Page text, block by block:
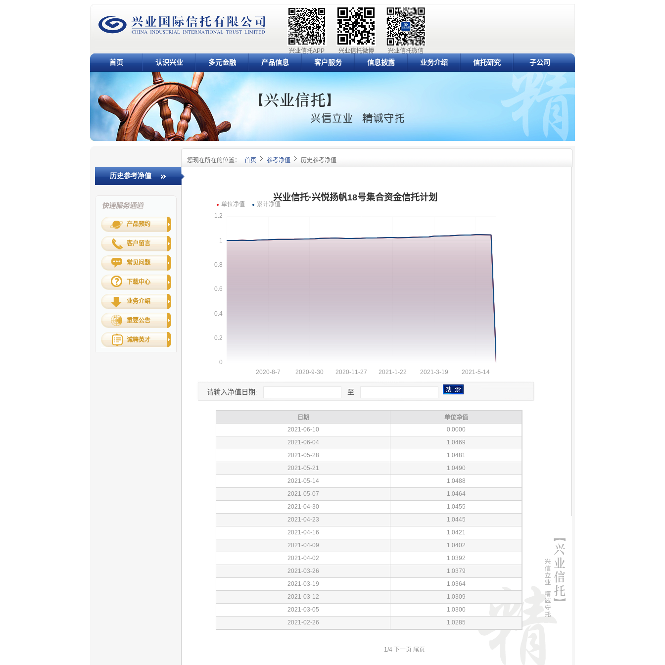
兴业信托微信
兴业信托微博
兴业信托APP
首页 认识兴业 多元金融 产品信息 客户服务 信息披露 业务介绍 信托研究 子公司
您现在所在的位置： 首页 参考净值 历史参考净值
历史参考净值
产品预约
客户留言
常见问题
下载中心
业务介绍
重要公告
诚聘英才
请输入净值日期: 至